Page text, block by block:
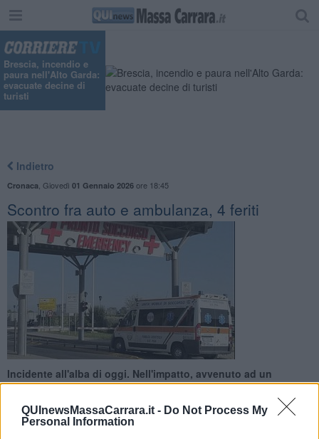
QUInewsMassaCarrara.it - Do Not Process My
Personal Information
Brescia, incendio e
paura nell'Alto Garda:
evacuate decine di
turisti
Indietro
Cronaca Giovedì 01 Gennaio 2026ore 18:45
Scontro fra auto e ambulanza, 4 feriti
Incidente all'alba di oggi. Nell'impatto, avvenuto ad un
incrocio, sono rimasti i feriti i due occupanti dell'auto e due